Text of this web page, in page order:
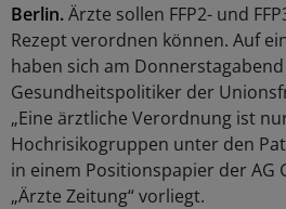
Berlin.Ärzte sollen FFP2- und
Rezept verordnen können. Auf
haben sich am
Gesundheitspolitiker der
„Eine ärztliche Verordnung ist
Hochrisikogruppen unter den
in einem Positionspapier der AG
„Ärzte Zeitung“ vorliegt.